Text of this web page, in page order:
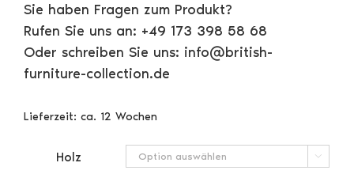
Sie haben Fragen zum Produkt?
Rufen Sie uns an: +49 173 398 58 68
Oder schreiben Sie uns: info@british-
furniture-collection.de
Lieferzeit: ca. 12 Wochen
Holz 